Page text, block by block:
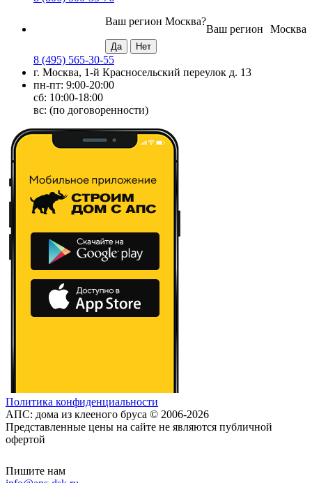
Москва
Ваш регион
Ваш регион Москва?
8 (495) 565-30-55
г. Москва, 1-й Красносельский переулок д. 13
пн-пт: 9:00-20:00
сб: 10:00-18:00
вс: (по договоренности)
Политика конфиденциальности
АПС: дома из клееного бруса © 2006-2026
Представленные цены на сайте не являются публичной
офертой
Пишите нам